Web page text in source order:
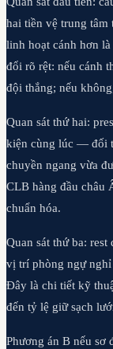
hai tiền vệ trung
linh hoạt cánh hơn
đổi rõ rệt: nếu cánh
đội thắng; nếu
Quan sát thứ hai:
kiện cùng lúc — đối
chuyền ngang vừa
CLB hàng đầu châu
chuẩn hóa.
Quan sát thứ ba:
vị trí phòng ngự
Đây là chi tiết kỹ
đến tỷ lệ giữ sạch
Phương án B nếu sơ